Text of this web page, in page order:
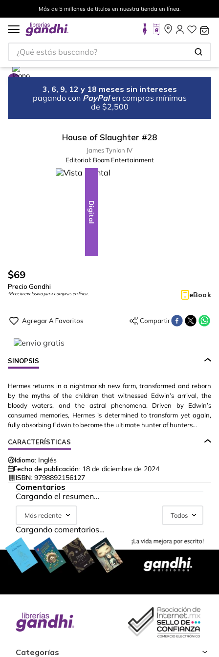
Más de 5 millones de títulos en nuestra tienda en línea.
¿Qué estás buscando?
3, 6, 9, 12 y 18 meses sin intereses
pagando con PayPal en compras mínimas
de $2,500
House of Slaughter #28
James Tynion IV
Editorial: Boom Entertainment
Digital
$69
Precio Gandhi
*Precio exclusivo para compras en línea. eBook
SINOPSIS
Hermes returns in a nightmarish new form, transformed and reborn
by the myths of the children that witnessed Edwin’s arrival, the
bloody waters, and the astral phenomena. Driven by Edwin’s
consumed memories, Hermes is determined to transform yet again,
fully absorbing Edwin to become the ultimate hunter of hunters...
CARACTERÍSTICAS
Idioma: Inglés
Fecha de publicación: 18 de diciembre de 2024
ISBN: 9798892156127
Comentarios
Cargando el resumen…
Más reciente Todos
Cargando comentarios…
Categorías